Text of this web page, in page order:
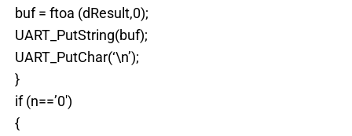
buf = ftoa (dResult,0);
UART_PutString(buf);
UART_PutChar(‘\n’);
}
if (n==’0′)
{